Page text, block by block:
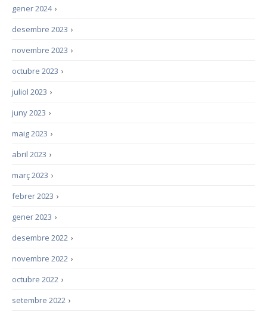
›
gener 2024
›
desembre 2023
›
novembre 2023
›
octubre 2023
›
juliol 2023
›
juny 2023
›
maig 2023
›
abril 2023
›
març 2023
›
febrer 2023
›
gener 2023
›
desembre 2022
›
novembre 2022
›
octubre 2022
›
setembre 2022